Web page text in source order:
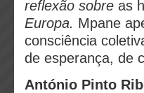
reflexão sobre as
Europa. Mpane
consciência
de esperança, de
António Pinto